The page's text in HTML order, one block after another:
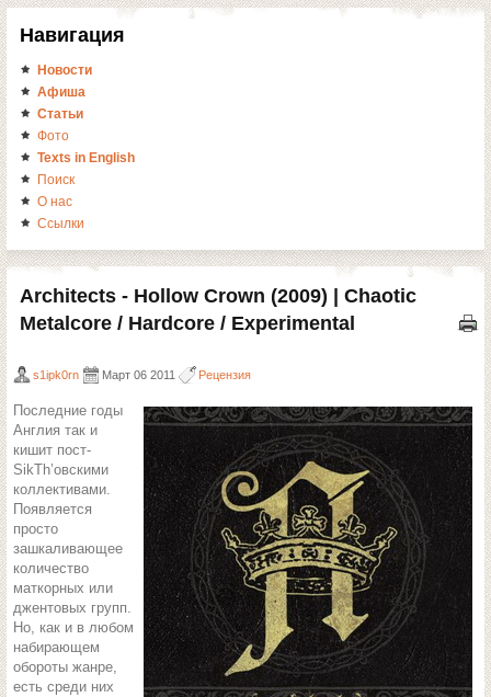
Навигация
Новости
Афиша
Статьи
Фото
Texts in English
Поиск
О нас
Ссылки
Architects - Hollow Crown (2009) | Chaotic
Metalcore / Hardcore / Experimental
s1ipk0rn Март 06 2011 Рецензия
Последние годы
Англия так и
кишит пост-
SikTh’овскими
коллективами.
Появляется
просто
зашкаливающее
количество
маткорных или
джентовых групп.
Но, как и в любом
набирающем
обороты жанре,
есть среди них